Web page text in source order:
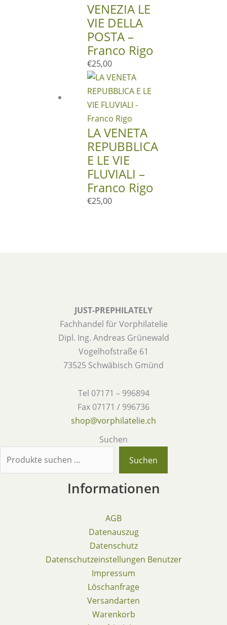
VENEZIA LE
VIE DELLA
POSTA –
Franco Rigo
€25,00
LA VENETA
REPUBBLICA
E LE VIE
FLUVIALI –
Franco Rigo
€25,00
JUST-PREPHILATELY
Fachhandel für Vorphilatelie
Dipl. Ing. Andreas Grünewald
Vogelhofstraße 61
73525 Schwäbisch Gmünd
Tel 07171 – 996894
Fax 07171 / 996736
shop@vorphilatelie.ch
Suchen
Suchen
Informationen
AGB
Datenauszug
Datenschutz
Datenschutzeinstellungen Benutzer
Impressum
Löschanfrage
Versandarten
Warenkorb